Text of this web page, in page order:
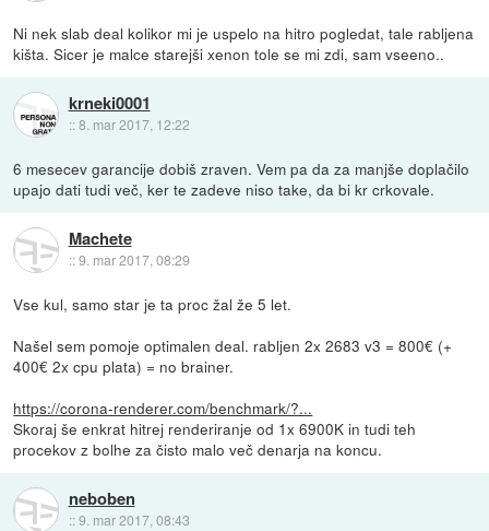
Ni nek slab deal kolikor mi je uspelo na hitro pogledat, tale rabljena
kišta. Sicer je malce starejši xenon tole se mi zdi, sam vseeno..
krneki0001
::8. mar 2017, 12:22
6 mesecev garancije dobiš zraven. Vem pa da za manjše doplačilo
upajo dati tudi več, ker te zadeve niso take, da bi kr crkovale.
Machete
::9. mar 2017, 08:29
Vse kul, samo star je ta proc žal že 5 let.
Našel sem pomoje optimalen deal. rabljen 2x 2683 v3 = 800€ (+
400€ 2x cpu plata) = no brainer.
https://corona-renderer.com/benchmark/?...
Skoraj še enkrat hitrej renderiranje od 1x 6900K in tudi teh
procekov z bolhe za čisto malo več denarja na koncu.
neboben
::9. mar 2017, 08:43